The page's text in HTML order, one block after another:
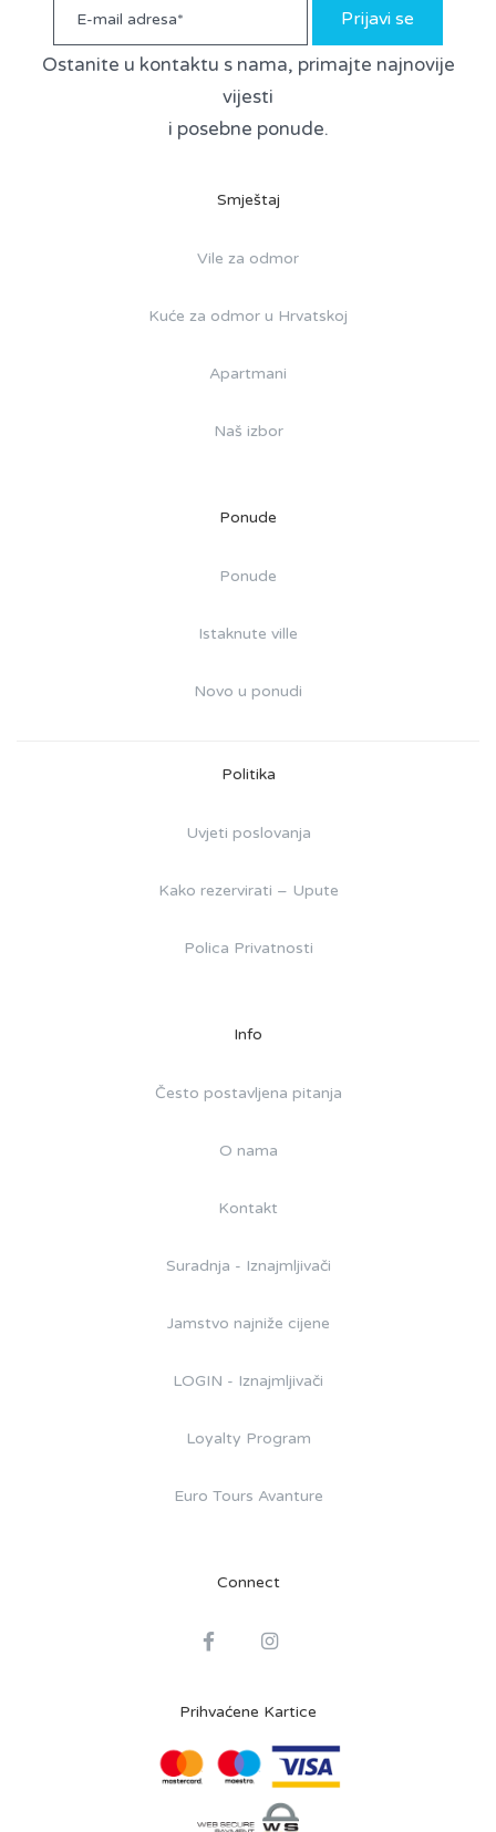
Prijavi se
Ostanite u kontaktu s nama, primajte najnovije
vijesti
i posebne ponude.
Smještaj
Vile za odmor
Kuće za odmor u Hrvatskoj
Apartmani
Naš izbor
Ponude
Ponude
Istaknute ville
Novo u ponudi
Politika
Uvjeti poslovanja
Kako rezervirati – Upute
Polica Privatnosti
Info
Često postavljena pitanja
O nama
Kontakt
Suradnja - Iznajmljivači
Jamstvo najniže cijene
LOGIN - Iznajmljivači
Loyalty Program
Euro Tours Avanture
Connect
Prihvaćene Kartice